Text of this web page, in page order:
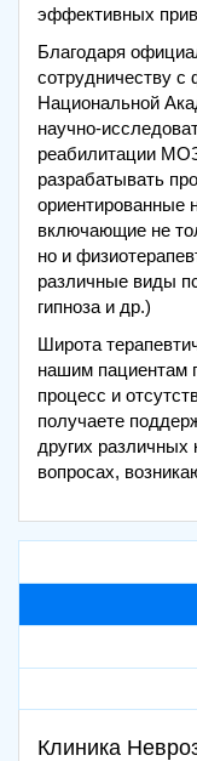
эффективных
Благодаря
сотрудничеству с
Национальной
научно-
реабилитации
разрабатывать
ориентированные
включающие не
но и
различные виды
гипноза и др.)
Широта
нашим пациентам
процесс и
получаете
других
вопросах,
Клиника